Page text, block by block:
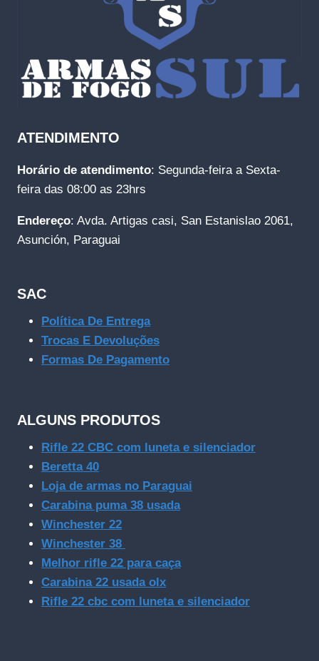
ATENDIMENTO
Horário de atendimento: Segunda-feira a Sexta-
feira das 08:00 as 23hrs
Endereço: Avda. Artigas casi, San Estanislao 2061,
Asunción, Paraguai
SAC
Política De Entrega
Trocas E Devoluções
Formas De Pagamento
ALGUNS PRODUTOS
Rifle 22 CBC com luneta e silenciador
Beretta 40
Loja de armas no Paraguai
Carabina puma 38 usada
Winchester 22
Winchester 38
Melhor rifle 22 para caça
Carabina 22 usada olx
Rifle 22 cbc com luneta e silenciador